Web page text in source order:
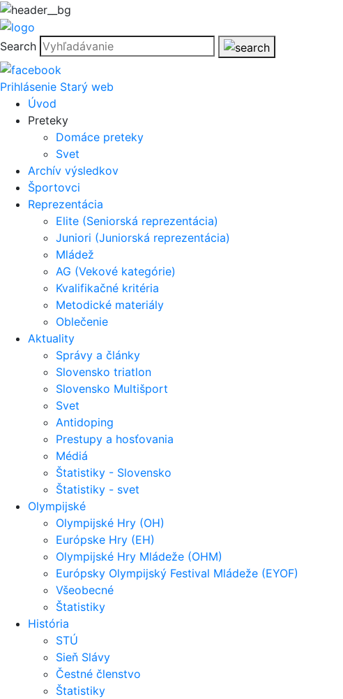
Search
Prihlásenie Starý web
Úvod
Preteky
Domáce preteky
Svet
Archív výsledkov
Športovci
Reprezentácia
Elite (Seniorská reprezentácia)
Juniori (Juniorská reprezentácia)
Mládež
AG (Vekové kategórie)
Kvalifikačné kritéria
Metodické materiály
Oblečenie
Aktuality
Správy a články
Slovensko triatlon
Slovensko Multišport
Svet
Antidoping
Prestupy a hosťovania
Médiá
Štatistiky - Slovensko
Štatistiky - svet
Olympijské
Olympijské Hry (OH)
Európske Hry (EH)
Olympijské Hry Mládeže (OHM)
Európsky Olympijský Festival Mládeže (EYOF)
Všeobecné
Štatistiky
História
STÚ
Sieň Slávy
Čestné členstvo
Štatistiky